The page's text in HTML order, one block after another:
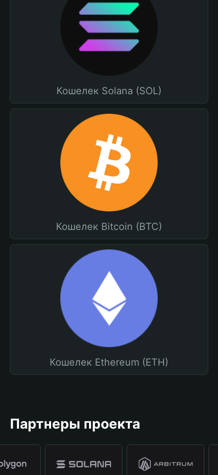
Кошелек Solana (SOL)
Кошелек Bitcoin (BTC)
Кошелек Ethereum (ETH)
Партнеры проекта